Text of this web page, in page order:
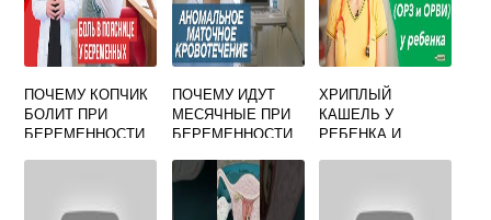
ПОЧЕМУ КОПЧИК
БОЛИТ ПРИ
БЕРЕМЕННОСТИ
ПОЧЕМУ ИДУТ
МЕСЯЧНЫЕ ПРИ
БЕРЕМЕННОСТИ
ХРИПЛЫЙ
КАШЕЛЬ У
РЕБЕНКА И